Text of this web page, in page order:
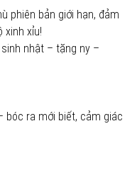
phiên bản giới hạn, đảm
xinh xỉu!
nhật – tặng ny –
bóc ra mới biết, cảm giác